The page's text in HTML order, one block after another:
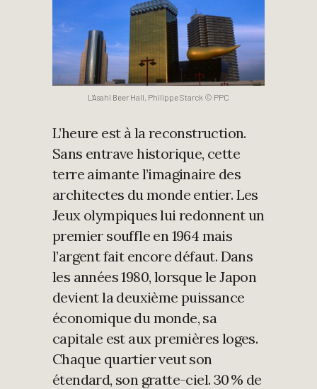
L’Asahi Beer Hall, Philippe Starck © PPC
L’heure est à la reconstruction.
Sans entrave historique, cette
terre aimante l’imaginaire des
architectes du monde entier. Les
Jeux olympiques lui redonnent un
premier souffle en 1964 mais
l’argent fait encore défaut. Dans
les années 1980, lorsque le Japon
devient la deuxième puissance
économique du monde, sa
capitale est aux premières loges.
Chaque quartier veut son
étendard, son gratte-ciel. 30 % de